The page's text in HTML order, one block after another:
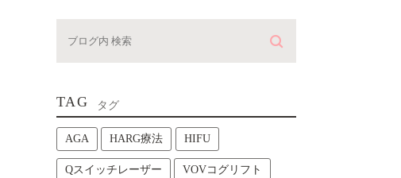
TAG タグ
AGA HARG療法 HIFU
Qスイッチレーザー VOVコグリフト